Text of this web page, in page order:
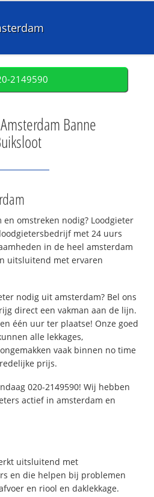
2149590
Banne
en omstreken nodig? Loodgieter
met 24 uurs
in de heel amsterdam
uitsluitend met ervaren
nodig uit amsterdam? Bel ons
direct een vakman aan de lijn.
één uur ter plaatse! Onze goed
alle lekkages,
vaak binnen no time
prijs.
020-2149590! Wij hebben
actief in amsterdam en
uitsluitend met
en die helpen bij problemen
en riool en daklekkage.